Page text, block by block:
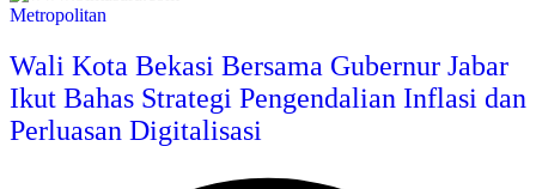
Metropolitan
Wali Kota Bekasi Bersama Gubernur Jabar
Ikut Bahas Strategi Pengendalian Inflasi dan
Perluasan Digitalisasi